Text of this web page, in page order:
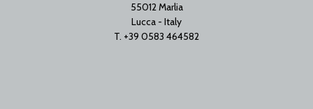
55012 Marlia
Lucca - Italy
T. +39 0583 464582